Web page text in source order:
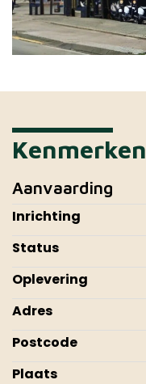
Kenmerken
Aanvaarding
Inrichting
Status
Oplevering
Adres
Postcode
Plaats